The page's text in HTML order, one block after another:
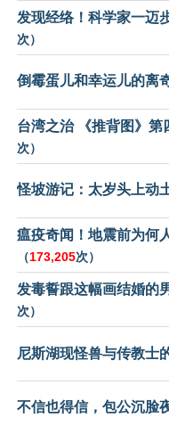
发现经络！科学家一迈
次）
倒霉蛋儿和幸运儿的离
台湾之治 《推背图》第
次）
怪坡游记：太岁头上动
瘟疫奇闻！地震前为何
（173,205次）
发毒誓跟这幅画结婚的
次）
尼斯湖现怪兽与传教士
不信也得信，包公沉脸